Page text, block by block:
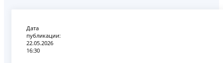
Дата
публикации:
22.05.2026
16:30